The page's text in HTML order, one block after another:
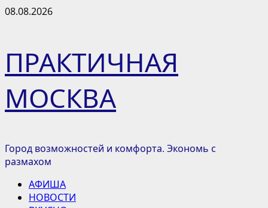
Перейти
08.08.2026
ПРАКТИЧНАЯ
МОСКВА
Город возможностей и комфорта. Экономь с
размахом
Основное
меню
АФИША
НОВОСТИ